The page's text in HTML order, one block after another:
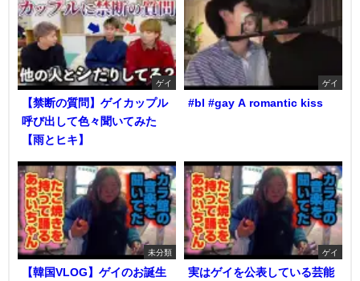
ゲイ
【禁断の質問】ゲイカップル
呼び出して色々聞いてみた
【雨とヒキ】
ゲイ
#bl #gay A romantic kiss
未分類
【韓国VLOG】ゲイのお誕生
ゲイ
実はゲイを公表している芸能